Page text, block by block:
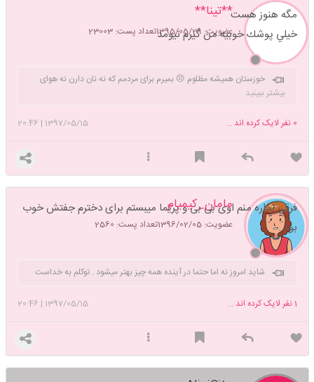
**تینا**
عضویت: 1395/05/29 تعداد پست: 23003
مگه هنوز هست
خيلي پوشك خوبيه من گيرم نيومد
خوزستان همیشه مظلوم 😣 بمیرم برای مردمم که نه نان دارن نه هوای
سالم نه آب نه واکسن . 😞😞😞بیشتر ببینید
1397/05/15
|
20:46 0 نفر لایک کرده اند ...
مامان_کیمیام
عضویت: 1396/02/05 تعداد پست: 2560
فرقی نداره منم اوی بی بی و پریما میبستم برای دخترم جفتش خوب
بود .
شاید امروز نه اما حتما در آینده همه چیز بهتر میشود . توکلم به خداست
1397/05/15
|
20:46 1نفر لایک کرده اند ...